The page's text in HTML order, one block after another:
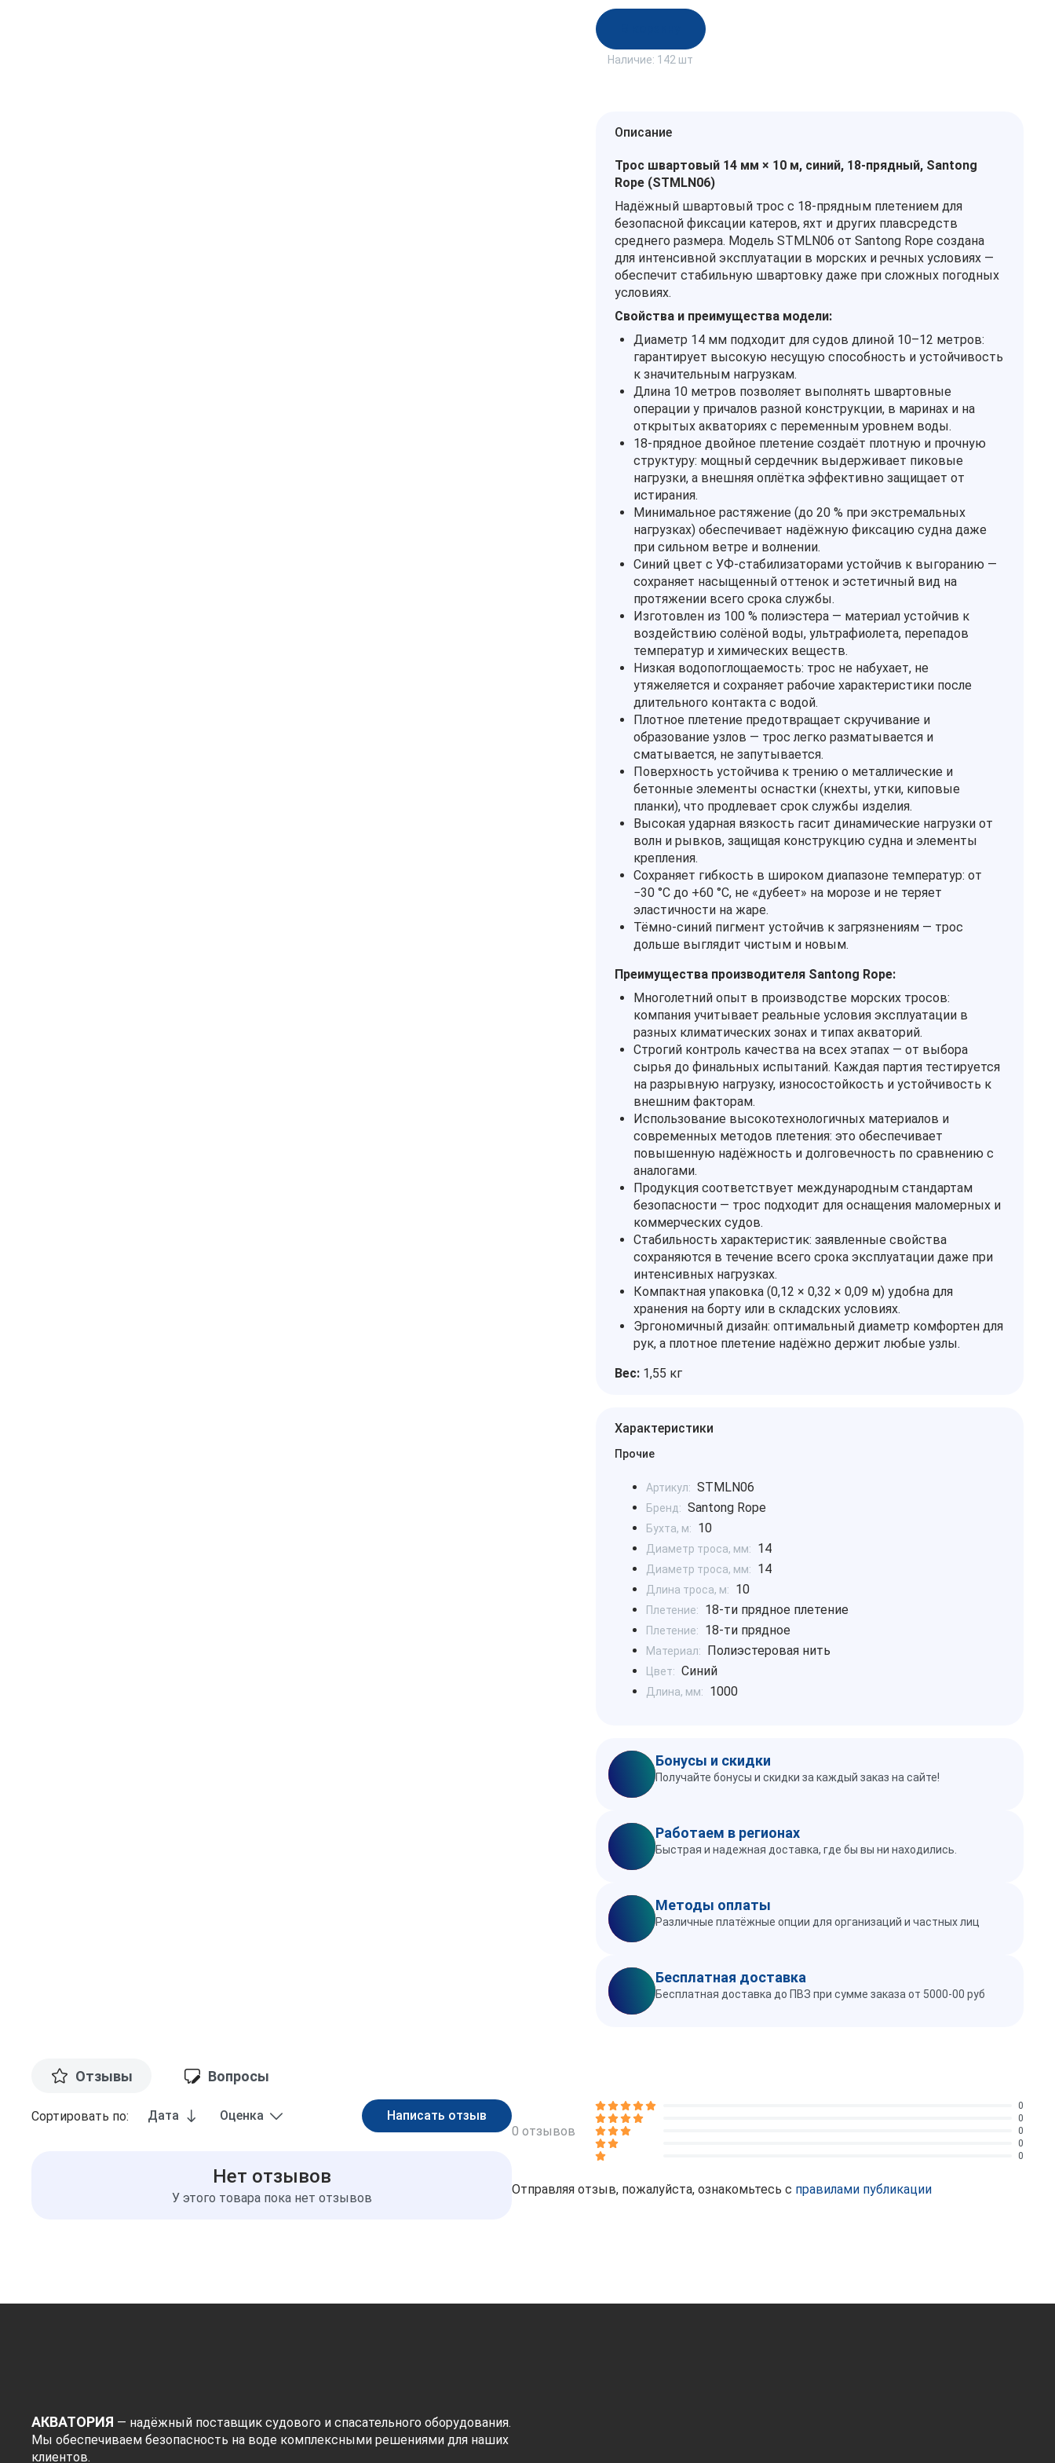
Наличие: 142 шт
Описание
Трос швартовый 14 мм × 10 м, синий, 18‑прядный, Santong
Rope (STMLN06)
Надёжный швартовый трос с 18‑прядным плетением для
безопасной фиксации катеров, яхт и других плавсредств
среднего размера. Модель STMLN06 от Santong Rope создана
для интенсивной эксплуатации в морских и речных условиях —
обеспечит стабильную швартовку даже при сложных погодных
условиях.
Свойства и преимущества модели:
Диаметр 14 мм подходит для судов длиной 10–12 метров:
гарантирует высокую несущую способность и устойчивость
к значительным нагрузкам.
Длина 10 метров позволяет выполнять швартовные
операции у причалов разной конструкции, в маринах и на
открытых акваториях с переменным уровнем воды.
18‑прядное двойное плетение создаёт плотную и прочную
структуру: мощный сердечник выдерживает пиковые
нагрузки, а внешняя оплётка эффективно защищает от
истирания.
Минимальное растяжение (до 20 % при экстремальных
нагрузках) обеспечивает надёжную фиксацию судна даже
при сильном ветре и волнении.
Синий цвет с УФ‑стабилизаторами устойчив к выгоранию —
сохраняет насыщенный оттенок и эстетичный вид на
протяжении всего срока службы.
Изготовлен из 100 % полиэстера — материал устойчив к
воздействию солёной воды, ультрафиолета, перепадов
температур и химических веществ.
Низкая водопоглощаемость: трос не набухает, не
утяжеляется и сохраняет рабочие характеристики после
длительного контакта с водой.
Плотное плетение предотвращает скручивание и
образование узлов — трос легко разматывается и
сматывается, не запутывается.
Поверхность устойчива к трению о металлические и
бетонные элементы оснастки (кнехты, утки, киповые
планки), что продлевает срок службы изделия.
Высокая ударная вязкость гасит динамические нагрузки от
волн и рывков, защищая конструкцию судна и элементы
крепления.
Сохраняет гибкость в широком диапазоне температур: от
−30 °C до +60 °C, не «дубеет» на морозе и не теряет
эластичности на жаре.
Тёмно‑синий пигмент устойчив к загрязнениям — трос
дольше выглядит чистым и новым.
Преимущества производителя Santong Rope:
Многолетний опыт в производстве морских тросов:
компания учитывает реальные условия эксплуатации в
разных климатических зонах и типах акваторий.
Строгий контроль качества на всех этапах — от выбора
сырья до финальных испытаний. Каждая партия тестируется
на разрывную нагрузку, износостойкость и устойчивость к
внешним факторам.
Использование высокотехнологичных материалов и
современных методов плетения: это обеспечивает
повышенную надёжность и долговечность по сравнению с
аналогами.
Продукция соответствует международным стандартам
безопасности — трос подходит для оснащения маломерных и
коммерческих судов.
Стабильность характеристик: заявленные свойства
сохраняются в течение всего срока эксплуатации даже при
интенсивных нагрузках.
Компактная упаковка (0,12 × 0,32 × 0,09 м) удобна для
хранения на борту или в складских условиях.
Эргономичный дизайн: оптимальный диаметр комфортен для
рук, а плотное плетение надёжно держит любые узлы.
Вес:1,55 кг
Характеристики
Прочие
Артикул: STMLN06
Бренд: Santong Rope
Бухта, м: 10
Диаметр троса, мм: 14
Диаметр троса, мм: 14
Длина троса, м: 10
Плетение: 18-ти прядное плетение
Плетение: 18-ти прядное
Материал: Полиэстеровая нить
Цвет: Синий
Длина, мм: 1000
Бонусы и скидки
Получайте бонусы и скидки за каждый заказ на сайте!
Работаем в регионах
Быстрая и надежная доставка, где бы вы ни находились.
Методы оплаты
Различные платёжные опции для организаций и частных лиц
Бесплатная доставка
Бесплатная доставка до ПВЗ при сумме заказа от 5000-00 руб
Отзывы Вопросы
Сортировать по: Дата Оценка
Нет отзывов
У этого товара пока нет отзывов
0 отзывов
0
0
0
0
0
Отправляя отзыв, пожалуйста, ознакомьтесь с правилами публикации
АКВАТОРИЯ — надёжный поставщик судового и спасательного оборудования.
Мы обеспечиваем безопасность на воде комплексными решениями для наших
клиентов.